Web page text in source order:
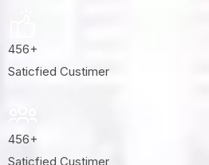
456+
Saticfied Custimer
456+
Saticfied Custimer